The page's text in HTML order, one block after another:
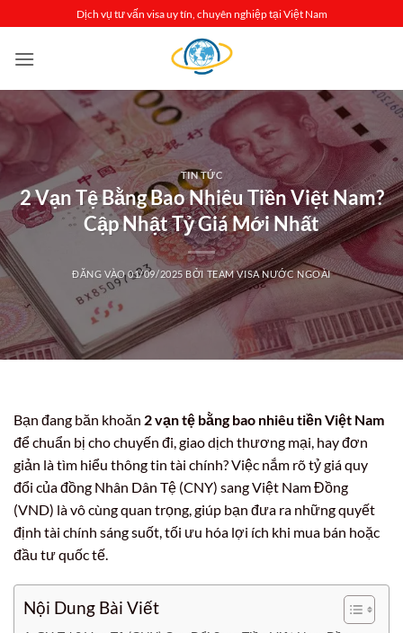
qua
nội
Dịch vụ tư vấn visa uy tín, chuyên nghiệp tại Việt Nam
TIN TỨC
2 Vạn Tệ Bằng Bao Nhiêu Tiền Việt Nam?
Cập Nhật Tỷ Giá Mới Nhất
ĐĂNG VÀO01/09/2025 BỞI TEAM VISA NƯỚC NGOÀI
Bạn đang băn khoăn 2 vạn tệ bằng bao nhiêu tiền Việt Nam
để chuẩn bị cho chuyến đi, giao dịch thương mại, hay đơn
giản là tìm hiểu thông tin tài chính? Việc nắm rõ tỷ giá quy
đổi của đồng Nhân Dân Tệ (CNY) sang Việt Nam Đồng
(VND) là vô cùng quan trọng, giúp bạn đưa ra những quyết
định tài chính sáng suốt, tối ưu hóa lợi ích khi mua bán hoặc
đầu tư quốc tế.
Nội Dung Bài Viết